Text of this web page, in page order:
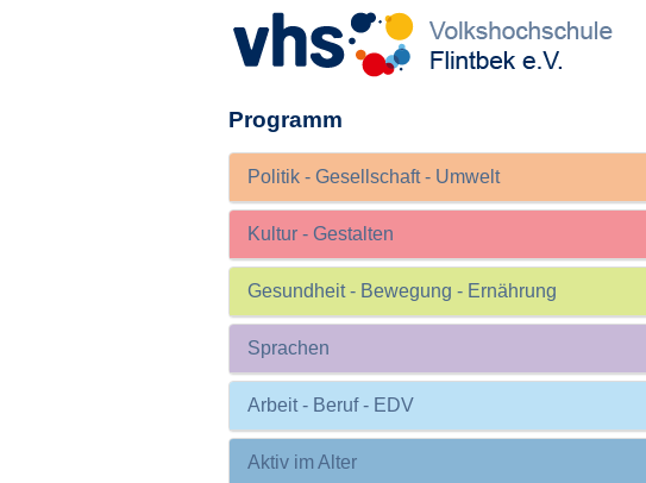
Programm
Politik - Gesellschaft - Umwelt
Kultur - Gestalten
Gesundheit - Bewegung - Ernährung
Sprachen
Arbeit - Beruf - EDV
Aktiv im Alter